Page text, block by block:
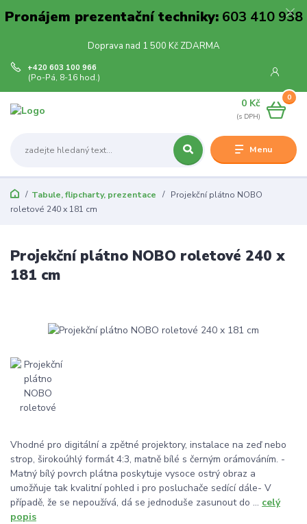
Pronájem prezentační techniky:603 410 938
Doprava nad 1 500 Kč ZDARMA
Menu
+420 603 100 966
(Po-Pá, 8-16 hod.)
0
0 Kč
Tabule, flipcharty, prezentace
Projekční plátno NOBO
roletové 240 x 181 cm
Projekční plátno NOBO roletové 240 x
181 cm
Vhodné pro digitální a zpětné projektory, instalace na zeď nebo
strop, širokoúhlý formát 4:3, matně bílé s černým orámováním. -
Matný bílý povrch plátna poskytuje vysoce ostrý obraz a
umožňuje tak kvalitní pohled i pro posluchače sedící dále- V
případě, že se nepoužívá, dá se jednoduše zasunout do ... celý
popis